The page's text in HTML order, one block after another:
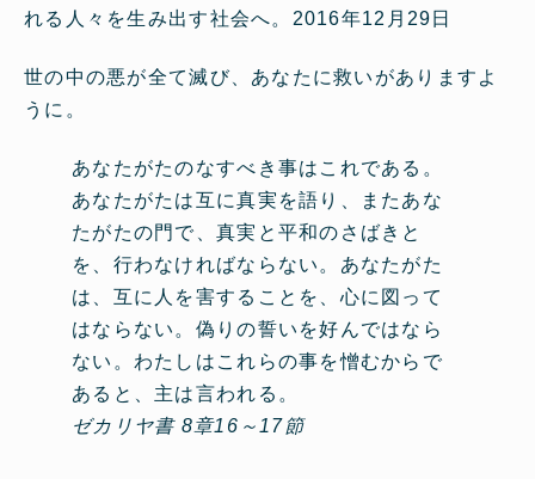
れる人々を生み出す社会へ。 2016年12月29日
世の中の悪が全て滅び、あなたに救いがありますよ
うに。
あなたがたのなすべき事はこれである。
あなたがたは互に真実を語り、またあな
たがたの門で、真実と平和のさばきと
を、行わなければならない。あなたがた
は、互に人を害することを、心に図って
はならない。偽りの誓いを好んではなら
ない。わたしはこれらの事を憎むからで
あると、主は言われる。
ゼカリヤ書 8章16～17節